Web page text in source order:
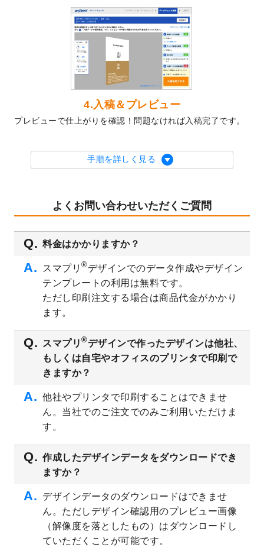
2024年版4月始まりのカレンダーデザイン
テンプレートを公開いたしました。
2024年辰年の年賀ポスターデザインテンプ
レート
を公開いたしました。
箔押し年賀状のデザインテンプレート
開いたしました。
クリアファイル、封筒、うちわにてオリジ
ナルデザインで作成できるようになりまし
た！
を公開いたしました。
2023/9/1
2024年版1月始まりのカレンダーデザイン
オリジナルサイズ、変型サイズで作成でき
るようになりました！
2023/8/18
チケットのデザインテンプレートを追加し
ました。
2023/8/7
【新商品】チケット
が作成できるようにな
りました！
美容・エステのチラシデザインテンプレー
トを追加しました。
いたしました。
2023/6/12
うちわのデザインテンプレート
を公開いた
しました。
を公開いたしました。
2023/5/9
書類カバー（見積書表紙）のデザインテン
追加しました。
2023/4/20
2023/4/18
セミナー・講演会のチラシデザインテンプ
レートを追加しました。
2023/4/18
スポーツジム・フィットネスクラブのチラ
シデザインテンプレート
4.入稿＆プレビュー
プレビューで仕上がりを確認！問題なければ入稿完了です。
手順を詳しく見る
よくお問い合わせいただくご質問
料金はかかりますか？
スマプリ ®デザインでのデータ作成やデザイン
テンプレートの利用は無料です。
ただし印刷注文する場合は商品代金がかかり
ます。
スマプリ ®デザインで作ったデザインは他社、
もしくは自宅やオフィスのプリンタで印刷で
きますか？
他社やプリンタで印刷することはできませ
ん。当社でのご注文でのみご利用いただけま
す。
作成したデザインデータをダウンロードでき
ますか？
デザインデータのダウンロードはできませ
ん。ただしデザイン確認用のプレビュー画像
（解像度を落としたもの）はダウンロードし
ていただくことが可能です。